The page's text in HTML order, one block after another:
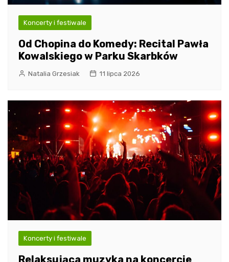
Koncerty i festiwale
Od Chopina do Komedy: Recital Pawła
Kowalskiego w Parku Skarbków
Natalia Grzesiak 11 lipca 2026
Koncerty i festiwale